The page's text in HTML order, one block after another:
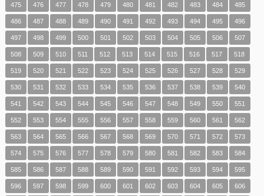
475 476 477 478 479 480 481 482 483 484 485
486 487 488 489 490 491 492 493 494 495 496
497 498 499 500 501 502 503 504 505 506 507
508 509 510 511 512 513 514 515 516 517 518
519 520 521 522 523 524 525 526 527 528 529
530 531 532 533 534 535 536 537 538 539 540
541 542 543 544 545 546 547 548 549 550 551
552 553 554 555 556 557 558 559 560 561 562
563 564 565 566 567 568 569 570 571 572 573
574 575 576 577 578 579 580 581 582 583 584
585 586 587 588 589 590 591 592 593 594 595
596 597 598 599 600 601 602 603 604 605 606